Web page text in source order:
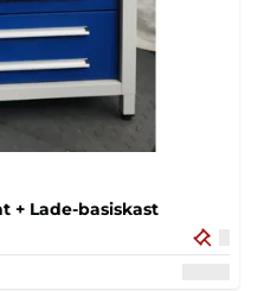
+ Lade-basiskast